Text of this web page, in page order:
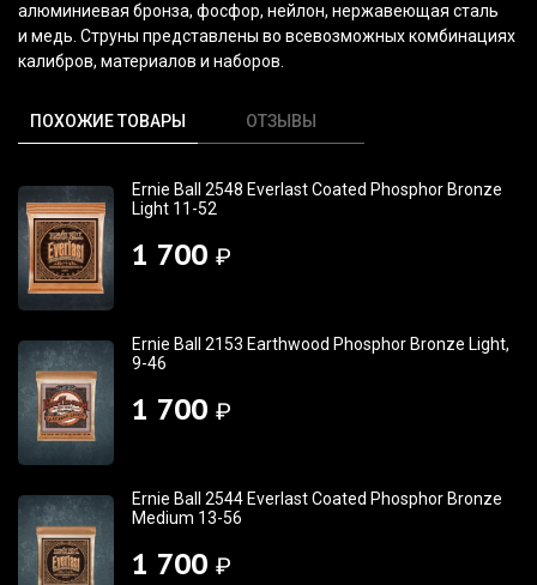
алюминиевая бронза, фосфор, нейлон, нержавеющая сталь
и медь. Струны представлены во всевозможных комбинациях
калибров, материалов и наборов.
ПОХОЖИЕ ТОВАРЫ ОТЗЫВЫ
Ernie Ball 2548 Everlast Coated Phosphor Bronze
Light 11-52
1 700 ₽
Ernie Ball 2153 Earthwood Phosphor Bronze Light,
9-46
1 700 ₽
Ernie Ball 2544 Everlast Coated Phosphor Bronze
Medium 13-56
1 700 ₽